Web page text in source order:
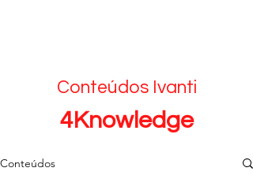
Conteúdos Ivanti
4Knowledge
Conteúdos